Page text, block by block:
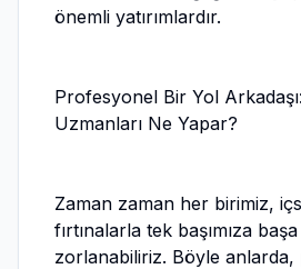
önemli yatırımlardır.
Profesyonel Bir Yol
Uzmanları Ne Yapar?
Zaman zaman her birimiz,
fırtınalarla tek başımıza
zorlanabiliriz. Böyle